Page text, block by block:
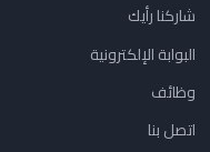
شاركنا رأيك
البوابة الإلكترونية
وظائف
اتصل بنا